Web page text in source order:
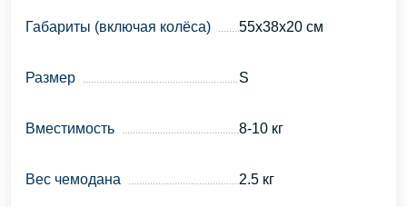
Габариты (включая колёса) 55х38х20 см
Размер S
Вместимость 8-10 кг
Вес чемодана 2.5 кг